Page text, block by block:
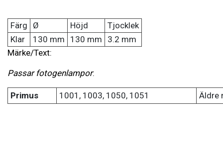
Färg Ø Höjd
Tjocklek
Klar
130 mm 130 mm
3.2 mm
Märke/Text:
Passar fotogenlampor:
Primus 1001, 1003, 1050, 1051 Äldre